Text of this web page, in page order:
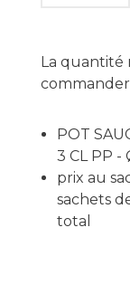
La quantité
POT
3 CL PP -
prix au
sachets
total